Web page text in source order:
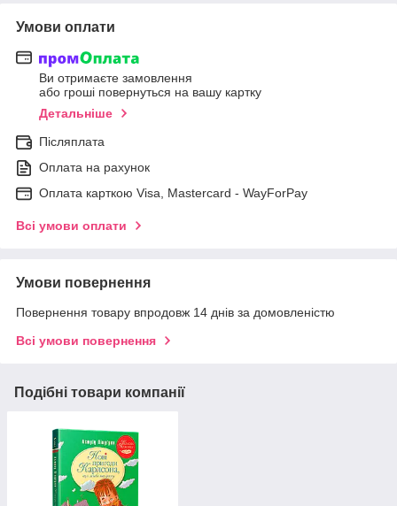
Умови оплати
Ви отримаєте замовлення
або гроші повернуться на вашу картку
Детальніше
Післяплата
Оплата на рахунок
Оплата карткою Visa, Mastercard - WayForPay
Всі умови оплати
Умови повернення
Повернення товару впродовж 14 днів за домовленістю
Всі умови повернення
Подібні товари компанії